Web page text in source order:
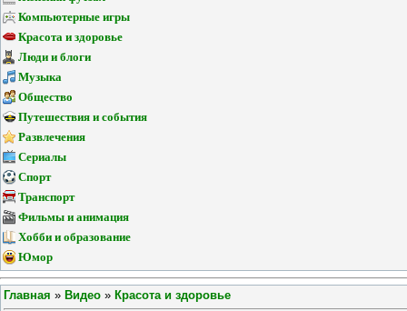
Компьютерные игры
Красота и здоровье
Люди и блоги
Музыка
Общество
Путешествия и события
Развлечения
Сериалы
Спорт
Транспорт
Фильмы и анимация
Хобби и образование
Юмор
Главная » Видео » Красота и здоровье